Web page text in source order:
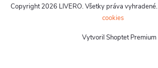
Vytvoril Shoptet Premium
Copyright 2026 LIVERO. Všetky práva vyhradené.
cookies